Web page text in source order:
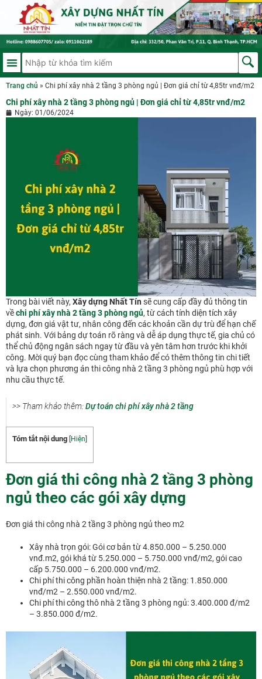
Trang chủ » Chi phí xây nhà 2 tầng 3 phòng ngủ | Đơn giá chỉ từ 4,85tr vnđ/m2
Chi phí xây nhà 2 tầng 3 phòng ngủ | Đơn giá chỉ từ 4,85tr vnđ/m2
Ngày: 01/06/2024
Trong bài viết này, Xây dựng Nhất Tín sẽ cung cấp đầy đủ thông tin
vềchi phí xây nhà 2 tầng 3 phòng ngủ, từ cách tính diện tích xây
dựng, đơn giá vật tư, nhân công đến các khoản cần dự trù để hạn chế
phát sinh. Với bảng dự toán rõ ràng và dễ áp dụng thực tế, gia chủ có
thể chủ động ngân sách ngay từ đầu và yên tâm hơn trước khi khởi
công. Mời quý bạn đọc cùng tham khảo để có thêm thông tin chi tiết
và lựa chọn phương án thi công nhà 2 tầng 3 phòng ngủ phù hợp với
nhu cầu thực tế.
>> Tham khảo thêm:Dự toán chi phí xây nhà 2 tầng
Tóm tắt nội dung Hiện
Đơn giá thi công nhà 2 tầng 3 phòng
ngủ theo các gói xây dựng
Đơn giá thi công nhà 2 tầng 3 phòng ngủ theo m2
Xây nhà trọn gói: Gói cơ bản từ 4.850.000 – 5.250.000
vnđ.m2, gói khá từ 5.250.000 – 5.750.000 vnđ/m2, gói cao
cấp 5.750.000 – 6.200.000 vnđ/m2.
Chi phí thi công phần hoàn thiện nhà 2 tầng: 1.850.000
vnđ/m2 – 2.550.000 vnđ/m2.
Chi phí thi công thô nhà 2 tầng 3 phòng ngủ: 3.400.000 đ/m2
– 3.850.000 đ/m2.